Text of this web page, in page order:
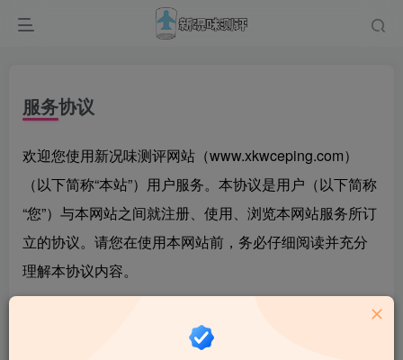
服务协议
欢迎您使用新况味测评网站（www.xkwceping.com）
（以下简称“本站”）用户服务。本协议是用户（以下简称
“您”）与本网站之间就注册、使用、浏览本网站服务所订
立的协议。请您在使用本网站前，务必仔细阅读并充分
理解本协议内容。
户）完全接受本协议项下的全部条款。